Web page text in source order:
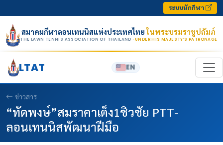
ระบบนักกีฬา
สมาคมกีฬาลอนเทนนิสแห่งประเทศไทยในพระบรมราชูปถัมภ์
THE LAWN TENNIS ASSOCIATION OF THAILAND · UNDER HIS MAJESTY’S PATRONAGE
LTAT EN
ข่าวสาร
“ทัดพงษ์”สมราคาเต็ง1ซิวชัย PTT-
ลอนเทนนิสพัฒนาฝีมือ